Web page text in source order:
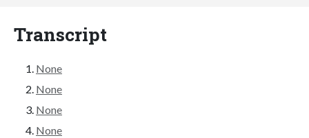
Transcript
None
None
None
None